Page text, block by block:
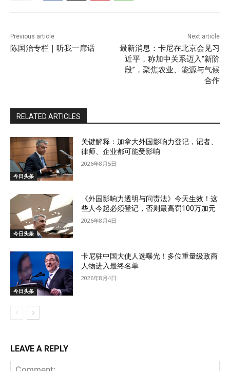
Previous article
陈国治专栏｜听我一席话
Next article
最新消息：卡尼在北京会见习
近平，称加中关系迈入“新阶
段”，聚焦农业、能源与气候
合作
RELATED ARTICLES
今日头条
关键解释：加拿大外国影响力登记，记者、
律师、企业都可能受影响
2026年8月5日
今日头条
《外国影响力透明与问责法》今天生效！这
些人今起必须登记，否则最高罚100万加元
2026年8月4日
今日头条
卡尼驻中国大使人选曝光！多位重量级政商
人物进入最终名单
2026年8月4日
LEAVE A REPLY